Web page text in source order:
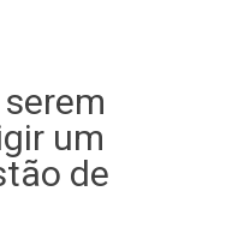
um
de